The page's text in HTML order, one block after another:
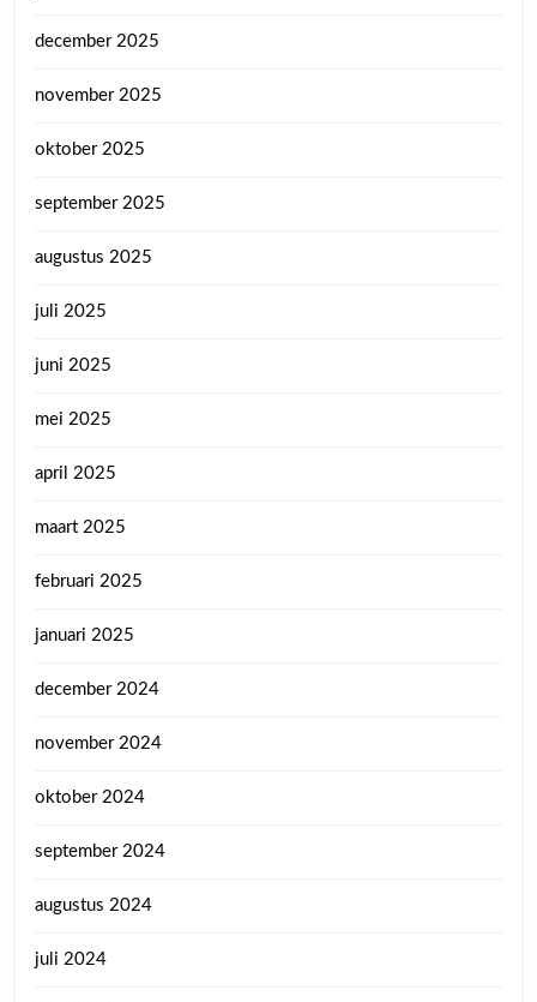
december 2025
november 2025
oktober 2025
september 2025
augustus 2025
juli 2025
juni 2025
mei 2025
april 2025
maart 2025
februari 2025
januari 2025
december 2024
november 2024
oktober 2024
september 2024
augustus 2024
juli 2024